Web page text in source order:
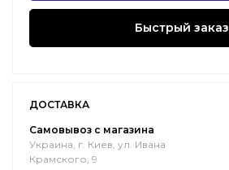
Быстрый заказ
ДОСТАВКА
Самовывоз с магазина
Украина, г. Киев, ул. Ивана
Крамского, 9